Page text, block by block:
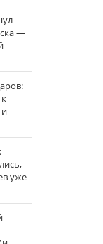
—
уже